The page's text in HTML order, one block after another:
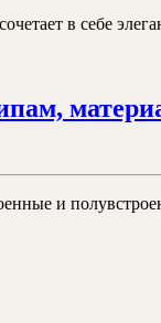
в себе
и